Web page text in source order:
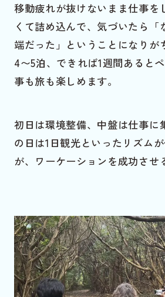
移動疲れが抜けないまま仕事を
くて詰め込んで、気づいたら「
端だった」ということになりが
4〜5泊、できれば1週間あると
事も旅も楽しめます。
初日は環境整備、中盤は仕事に
の日は1日観光といったリズム
が、ワーケーションを成功させ